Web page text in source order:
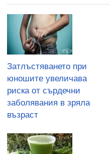
Затлъстяването при
юношите увеличава
риска от сърдечни
заболявания в зряла
възраст